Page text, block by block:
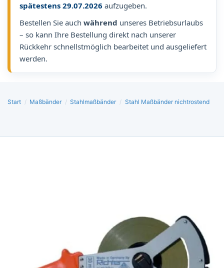
spätestens 29.07.2026 aufzugeben.
Bestellen Sie auch während unseres Betriebsurlaubs
– so kann Ihre Bestellung direkt nach unserer
Rückkehr schnellstmöglich bearbeitet und ausgeliefert
werden.
Start / Maßbänder / Stahlmaßbänder / Stahl Maßbänder nichtrostend